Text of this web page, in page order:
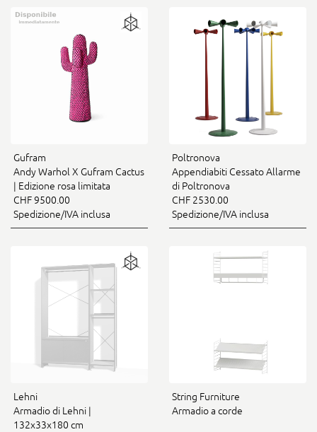
Gufram
Andy Warhol X Gufram Cactus
| Edizione rosa limitata
CHF 9500.00
Spedizione/IVA inclusa
Poltronova
Appendiabiti Cessato Allarme
di Poltronova
CHF 2530.00
Spedizione/IVA inclusa
Lehni
Armadio di Lehni |
132x33x180 cm
String Furniture
Armadio a corde